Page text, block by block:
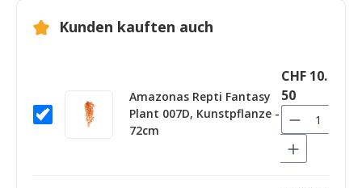
Kunden kauften auch
Amazonas Repti Fantasy
Plant 007D, Kunstpflanze -
72cm
CHF 10.
50